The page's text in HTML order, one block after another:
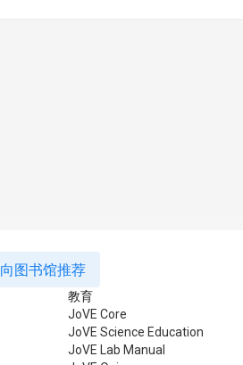
向图书馆推荐
教育
JoVE Core
JoVE Science Education
JoVE Lab Manual